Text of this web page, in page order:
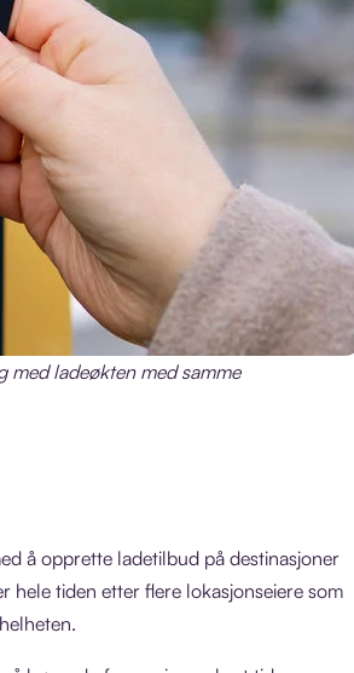
med ladeøkten med samme
å opprette ladetilbud på destinasjoner
hele tiden etter flere lokasjonseiere som